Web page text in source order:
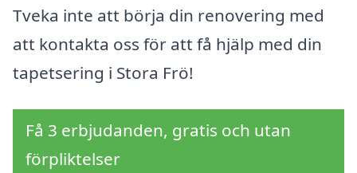
Tveka inte att börja din renovering med
att kontakta oss för att få hjälp med din
tapetsering i Stora Frö!
Få 3 erbjudanden, gratis och utan
förpliktelser